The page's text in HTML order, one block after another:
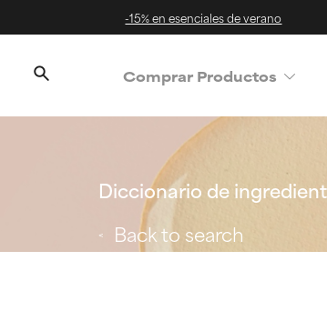
-15% en esenciales de verano
Comprar Productos
Diccionario de
Back to search